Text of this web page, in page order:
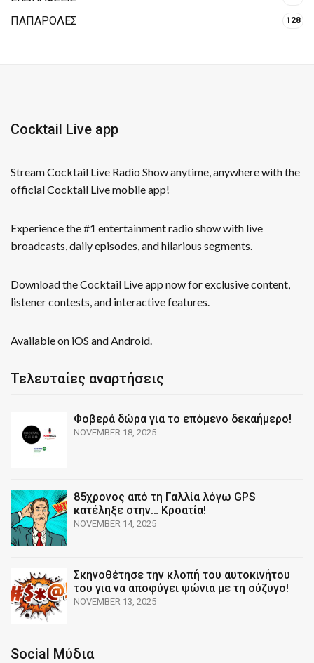
ΠΑΠΑΡΟΛΕΣ 128
Cocktail Live app
Stream Cocktail Live Radio Show anytime, anywhere with the
official Cocktail Live mobile app!
Experience the #1 entertainment radio show with live
broadcasts, daily episodes, and hilarious segments.
Download the Cocktail Live app now for exclusive content,
listener contests, and interactive features.
Available on iOS and Android.
Τελευταίες αναρτήσεις
Φοβερά δώρα για το επόμενο δεκαήμερο!
NOVEMBER 18, 2025
85χρονος από τη Γαλλία λόγω GPS
κατέληξε στην… Κροατία!
NOVEMBER 14, 2025
Σκηνοθέτησε την κλοπή του αυτοκινήτου
του για να αποφύγει ψώνια με τη σύζυγο!
NOVEMBER 13, 2025
Social Μύδια